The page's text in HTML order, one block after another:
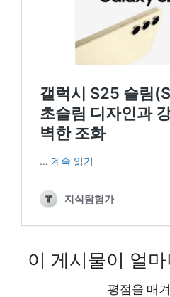
이 게시물이 얼
평점을 매